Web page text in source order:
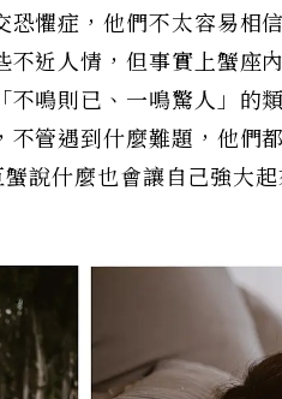
恐懼症，他們不太容易相
不近人情，但事實上蟹座
不鳴則已、一鳴驚人」的
不管遇到什麼難題，他們
說什麼也會讓自己強大